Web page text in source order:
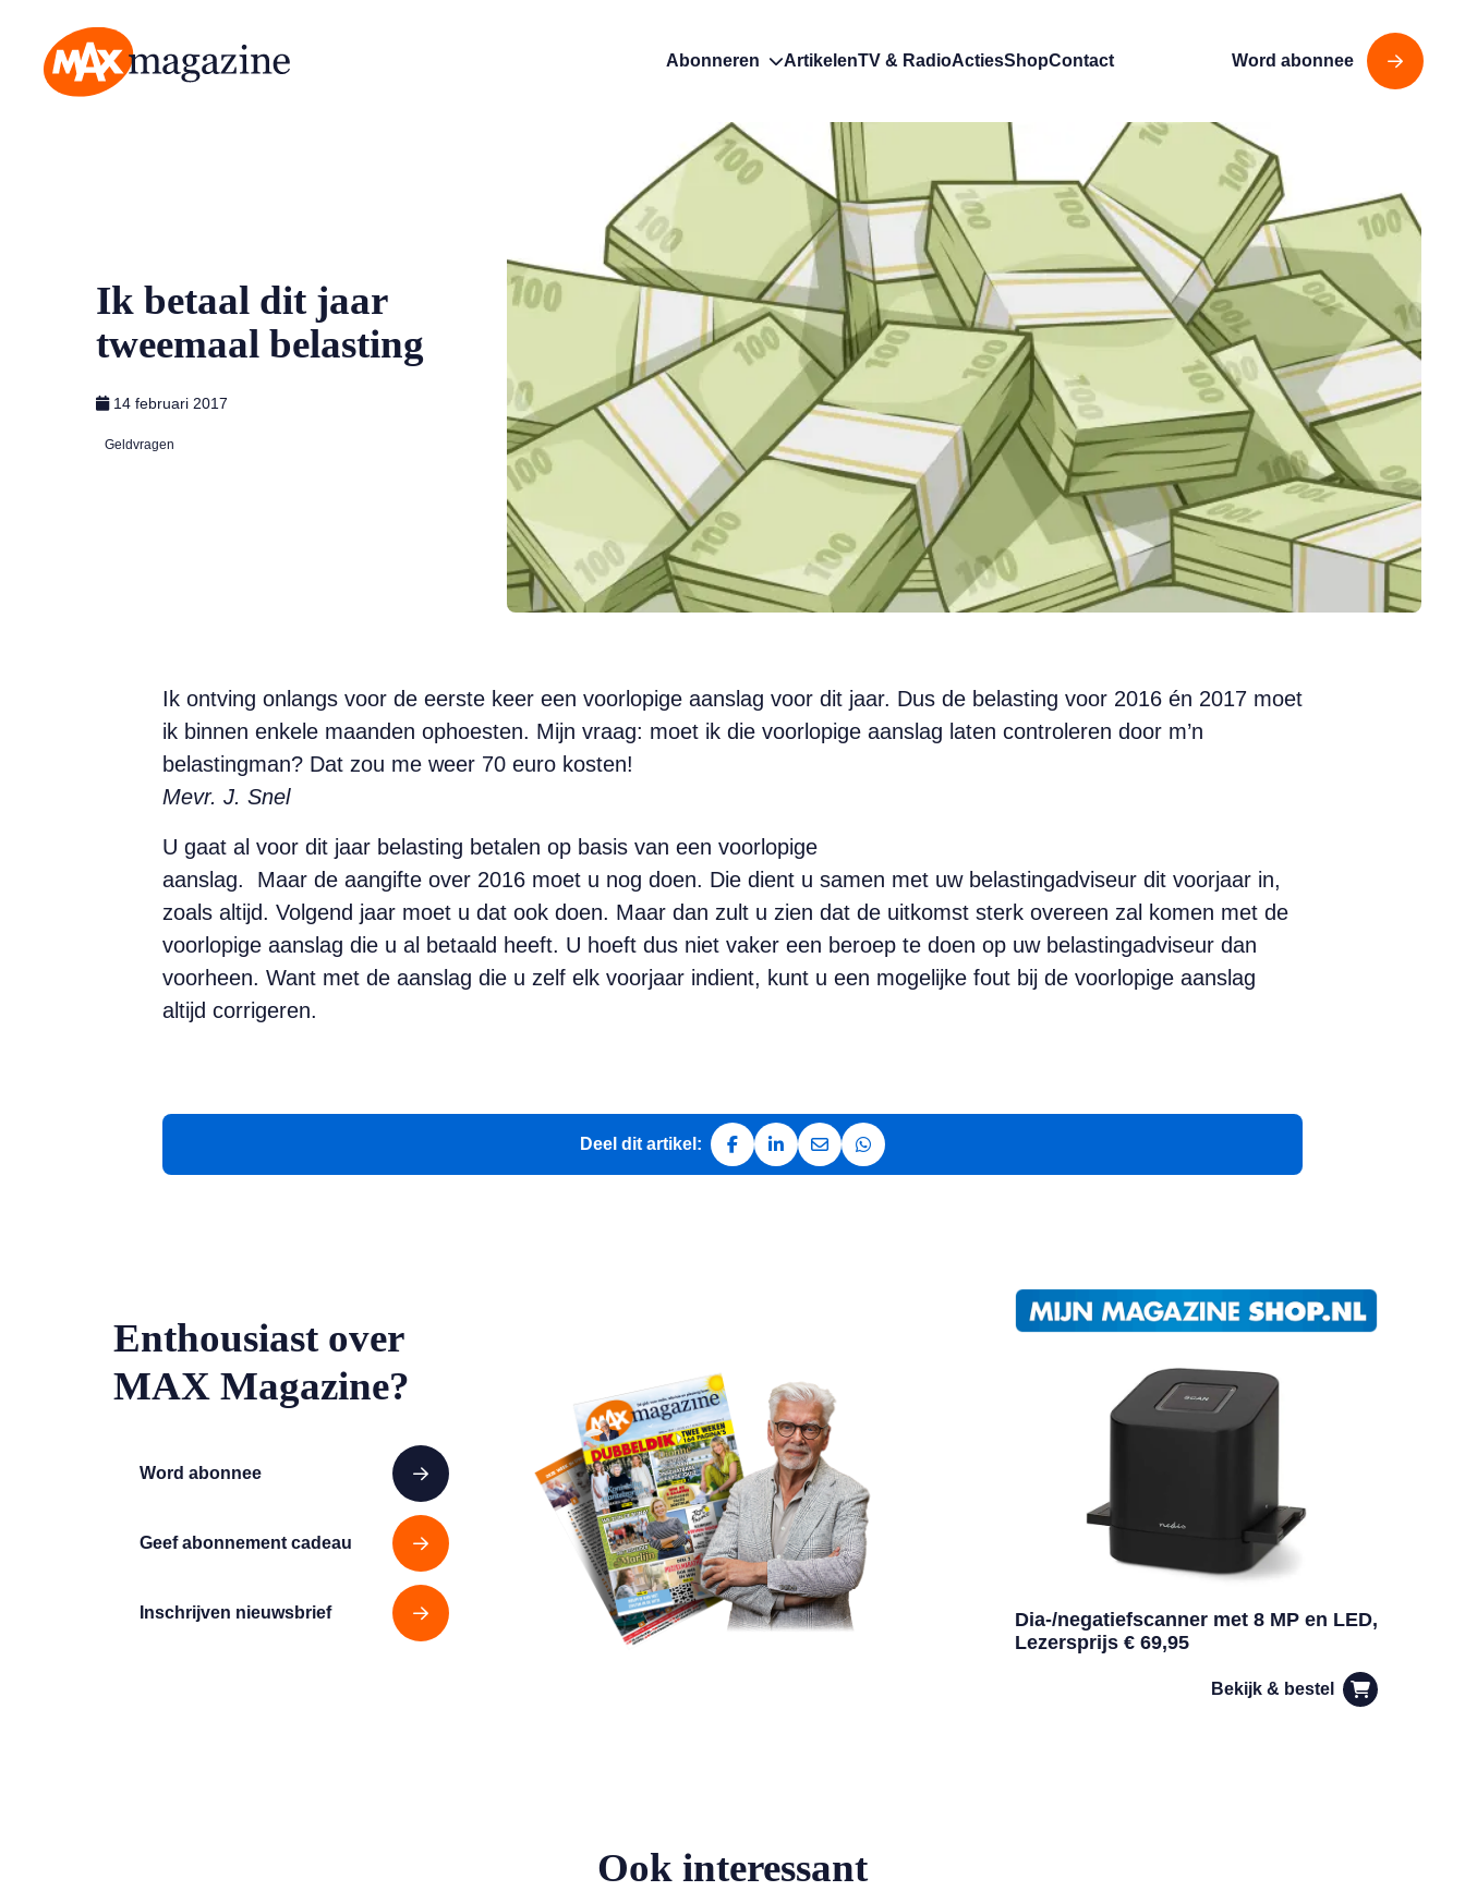
Abonneren ArtikelenTV & RadioActiesShopContact Word abonnee
Ik betaal dit jaar
tweemaal belasting
14 februari 2017
Geldvragen
Ik ontving onlangs voor de eerste keer een voorlopige aanslag voor dit jaar. Dus de belasting voor 2016 én 2017 moet
ik binnen enkele maanden ophoesten. Mijn vraag: moet ik die voorlopige aanslag laten controleren door m’n
belastingman? Dat zou me weer 70 euro kosten!
Mevr. J. Snel
U gaat al voor dit jaar belasting betalen op basis van een voorlopige
aanslag. Maar de aangifte over 2016 moet u nog doen. Die dient u samen met uw belastingadviseur dit voorjaar in,
zoals altijd. Volgend jaar moet u dat ook doen. Maar dan zult u zien dat de uitkomst sterk overeen zal komen met de
voorlopige aanslag die u al betaald heeft. U hoeft dus niet vaker een beroep te doen op uw belastingadviseur dan
voorheen. Want met de aanslag die u zelf elk voorjaar indient, kunt u een mogelijke fout bij de voorlopige aanslag
altijd corrigeren.
Deel dit artikel:
Deel op Facebook
Deel op LinkedIn
Deel via e-mail
Deel via WhatsApp
Enthousiast over
MAX Magazine?
Word abonnee
Geef abonnement cadeau
Inschrijven nieuwsbrief
Dia-/negatiefscanner met 8 MP en LED,
Lezersprijs € 69,95
Bekijk & bestel
Ook interessant